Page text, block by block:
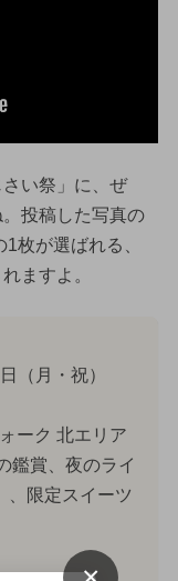
い祭」に、ぜ
投稿した写真の
枚が選ばれる、
ますよ。
（月・祝）
ーク 北エリア
鑑賞、夜のライ
、限定スイーツ